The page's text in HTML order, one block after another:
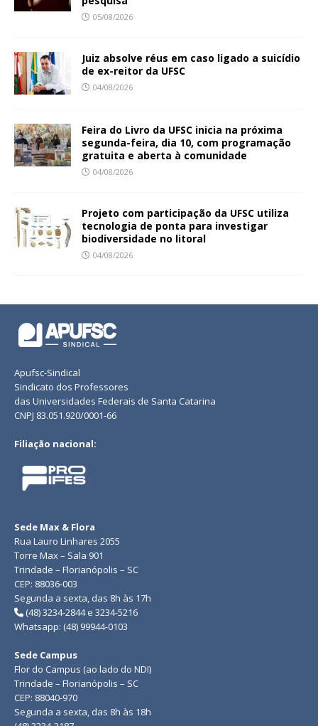
05/08/2026
Juiz absolve réus em caso ligado a suicídio
de ex-reitor da UFSC
04/08/2026
Feira do Livro da UFSC inicia na próxima
segunda-feira, dia 10, com programação
gratuita e aberta à comunidade
04/08/2026
Projeto com participação da UFSC utiliza
tecnologia de ponta para investigar
biodiversidade no litoral
04/08/2026
Apufsc-Sindical
Sindicato dos Professores
das Universidades Federais de Santa Catarina
CNPJ 83.051.920/0001-66
Filiação nacional:
Sede Max & Flora
Rua Lauro Linhares 2055
Torre Max – Sala 901
Trindade – Florianópolis – SC
CEP: 88036-003
Segunda a sexta, das 8h às 17h
(48) 3234-2844 e 3234-5216
Whatsapp: (48) 99944-0103
Sede Campus
Flor do Campus (ao lado do NDI)
Trindade – Florianópolis – SC
CEP: 88040-970
Segunda a sexta, das 8h às 18h